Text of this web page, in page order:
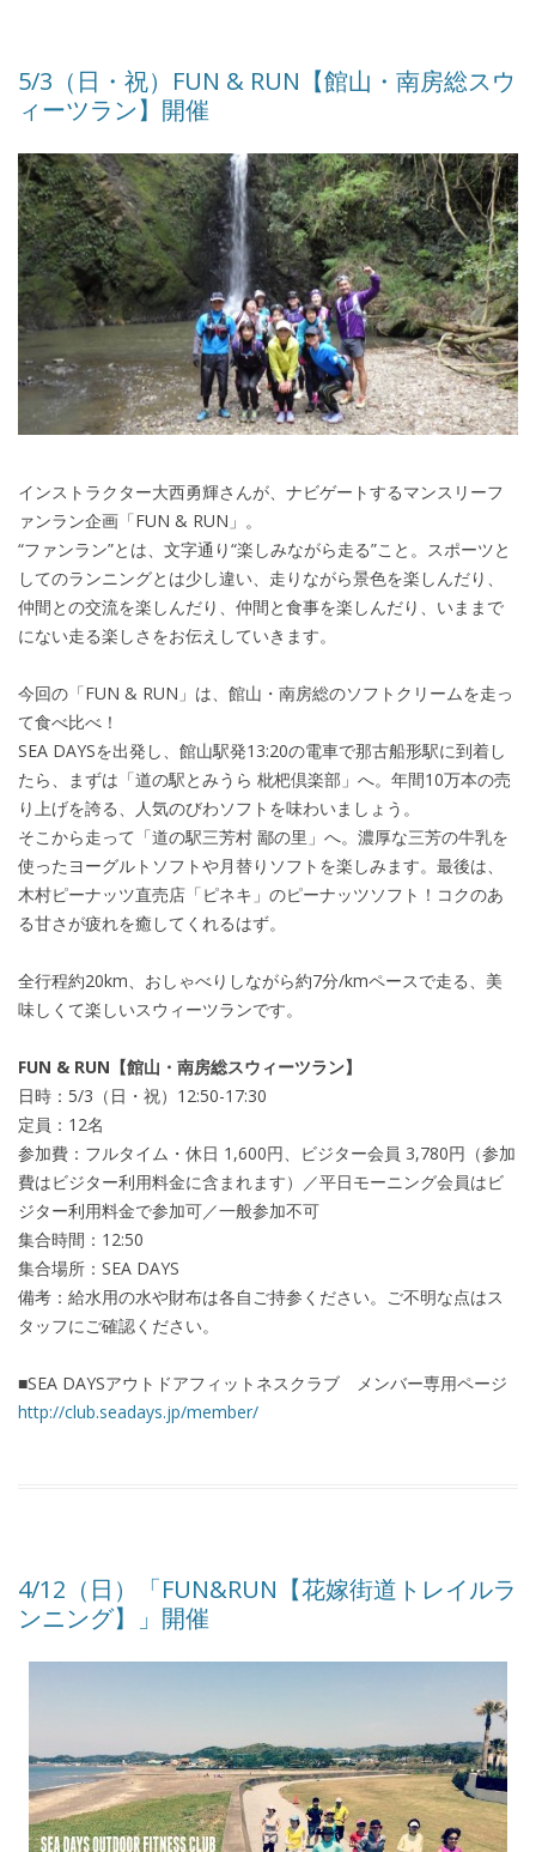
5/3（日・祝）FUN & RUN【館山・南房総スウ
ィーツラン】開催
インストラクター大西勇輝さんが、ナビゲートするマンスリーフ
ァンラン企画「FUN & RUN」。
“ファンラン”とは、文字通り“楽しみながら走る”こと。スポーツと
してのランニングとは少し違い、走りながら景色を楽しんだり、
仲間との交流を楽しんだり、仲間と食事を楽しんだり、いままで
にない走る楽しさをお伝えしていきます。
今回の「FUN & RUN」は、館山・南房総のソフトクリームを走っ
て食べ比べ！
SEA DAYSを出発し、館山駅発13:20の電車で那古船形駅に到着し
たら、まずは「道の駅とみうら 枇杷倶楽部」へ。年間10万本の売
り上げを誇る、人気のびわソフトを味わいましょう。
そこから走って「道の駅三芳村 鄙の里」へ。濃厚な三芳の牛乳を
使ったヨーグルトソフトや月替りソフトを楽しみます。最後は、
木村ピーナッツ直売店「ピネキ」のピーナッツソフト！コクのあ
る甘さが疲れを癒してくれるはず。
全行程約20km、おしゃべりしながら約7分/kmペースで走る、美
味しくて楽しいスウィーツランです。
FUN & RUN【館山・南房総スウィーツラン】
日時：5/3（日・祝）12:50-17:30
定員：12名
参加費：フルタイム・休日 1,600円、ビジター会員 3,780円（参加
費はビジター利用料金に含まれます）／平日モーニング会員はビ
ジター利用料金で参加可／一般参加不可
集合時間：12:50
集合場所：SEA DAYS
備考：給水用の水や財布は各自ご持参ください。ご不明な点はス
タッフにご確認ください。
■SEA DAYSアウトドアフィットネスクラブ メンバー専用ページ
http://club.seadays.jp/member/
4/12（日）「FUN&RUN【花嫁街道トレイルラ
ンニング】」開催